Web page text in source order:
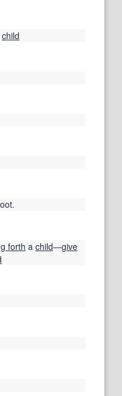
child
forth a child―give